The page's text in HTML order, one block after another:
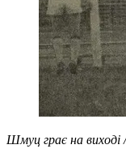
Шмуц грає на виході /